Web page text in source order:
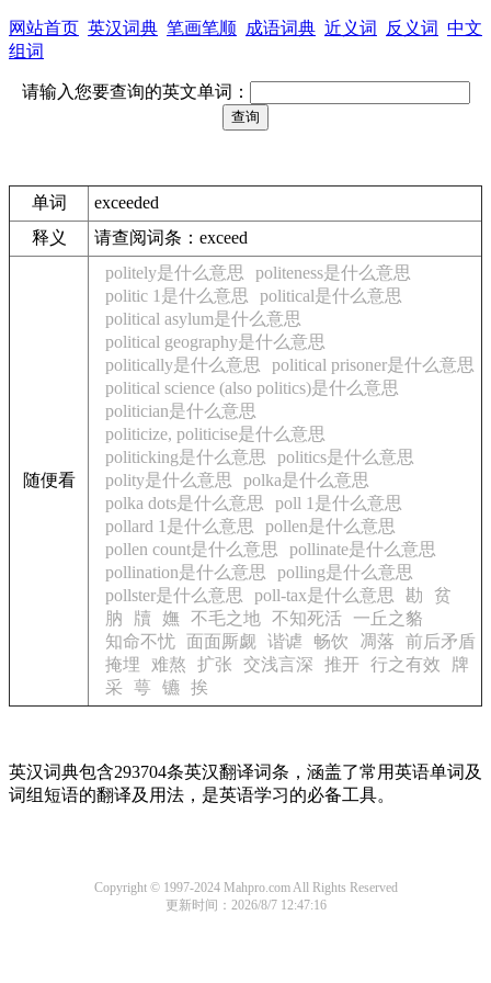
网站首页 英汉词典 笔画笔顺 成语词典 近义词 反义词 中文
组词
请输入您要查询的英文单词：
单词
exceeded
释义
请查阅词条：exceed
随便看
politely是什么意思
politeness是什么意思
politic 1是什么意思
political是什么意思
political asylum是什么意思
political geography是什么意思
politically是什么意思
political prisoner是什么意思
political science (also politics)是什么意思
politician是什么意思
politicize, politicise是什么意思
politicking是什么意思
politics是什么意思
polity是什么意思
polka是什么意思
polka dots是什么意思
poll 1是什么意思
pollard 1是什么意思
pollen是什么意思
pollen count是什么意思
pollinate是什么意思
pollination是什么意思
polling是什么意思
pollster是什么意思
poll-tax是什么意思 勘
贫
肭
牘 嫵 不毛之地 不知死活
一丘之貉
知命不忧 面面厮觑 谐谑 畅饮 凋落
前后矛盾
掩埋
难熬 扩张 交浅言深 推开 行之有效
牌
采 萼 镳 挨
英汉词典包含293704条英汉翻译词条，涵盖了常用英语单词及
词组短语的翻译及用法，是英语学习的必备工具。
Copyright © 1997-2024 Mahpro.com All Rights Reserved
更新时间：2026/8/7 12:47:16